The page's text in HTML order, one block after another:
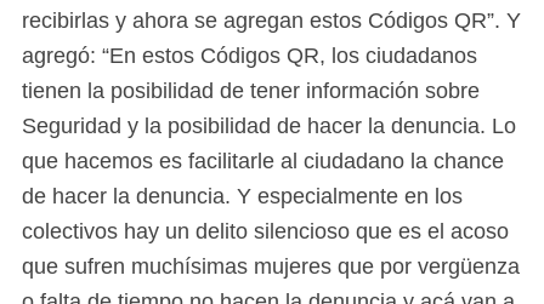
recibirlas y ahora se agregan estos Códigos QR”. Y
agregó: “En estos Códigos QR, los ciudadanos
tienen la posibilidad de tener información sobre
Seguridad y la posibilidad de hacer la denuncia. Lo
que hacemos es facilitarle al ciudadano la chance
de hacer la denuncia. Y especialmente en los
colectivos hay un delito silencioso que es el acoso
que sufren muchísimas mujeres que por vergüenza